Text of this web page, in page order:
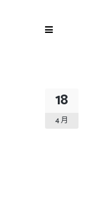
18
4 月